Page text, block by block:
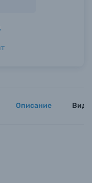
товары)
Описание